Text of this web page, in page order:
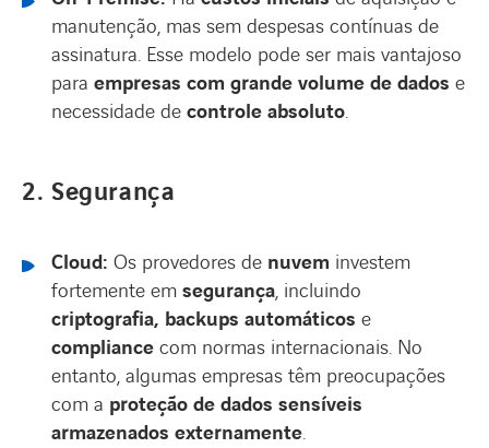
manutenção, mas sem despesas contínuas de
assinatura. Esse modelo pode ser mais vantajoso
para empresas com grande volume de dados e
necessidade de controle absoluto.
2. Segurança
Cloud: Os provedores de nuvem investem
fortemente em segurança, incluindo
criptografia, backups automáticos e
compliance com normas internacionais. No
entanto, algumas empresas têm preocupações
com a proteção de dados sensíveis
armazenados externamente.